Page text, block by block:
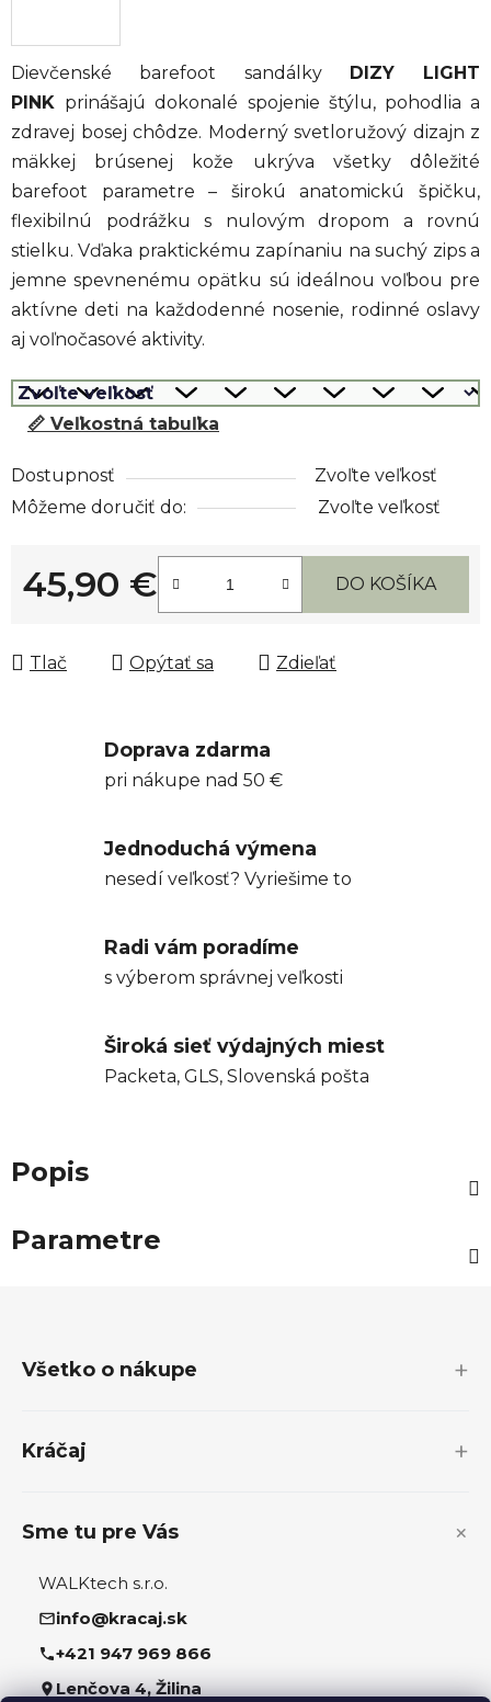
Dievčenské barefoot sandálky DIZY LIGHT
PINK prinášajú dokonalé spojenie štýlu, pohodlia a
zdravej bosej chôdze. Moderný svetloružový dizajn z
mäkkej brúsenej kože ukrýva všetky dôležité
barefoot parametre – širokú anatomickú špičku,
flexibilnú podrážku s nulovým dropom a rovnú
stielku. Vďaka praktickému zapínaniu na suchý zips a
jemne spevnenému opätku sú ideálnou voľbou pre
aktívne deti na každodenné nosenie, rodinné oslavy
aj voľnočasové aktivity.
📏 Veľkostná tabuľka
Dostupnosť
Zvoľte veľkosť
Môžeme doručiť do:
Zvoľte veľkosť
45,90 €
Jednotková cena:
DO KOŠÍKA
Tlač Opýtať sa Zdieľať
Doprava zdarma
pri nákupe nad 50 €
Jednoduchá výmena
nesedí veľkosť? Vyriešime to
Radi vám poradíme
s výberom správnej veľkosti
Široká sieť výdajných miest
Packeta, GLS, Slovenská pošta
Popis
Parametre
Všetko o nákupe
Kráčaj
Sme tu pre Vás
WALKtech s.r.o.
info@kracaj.sk
+421 947 969 866
Lenčova 4, Žilina